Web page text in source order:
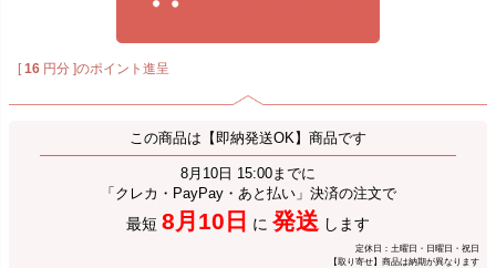
[16 円分 ]のポイント進呈
この商品は【即納発送OK】商品です
8月10日 15:00までに
「クレカ・PayPay・あと払い」決済の注文で
最短 8月10日 に 発送 します
定休日：土曜日・日曜日・祝日
【取り寄せ】商品は納期が異なります